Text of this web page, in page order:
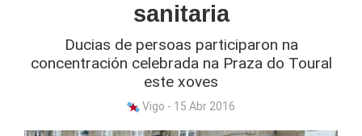
sanitaria
Ducias de persoas participaron na
concentración celebrada na Praza do Toural
este xoves
Vigo - 15 Abr 2016